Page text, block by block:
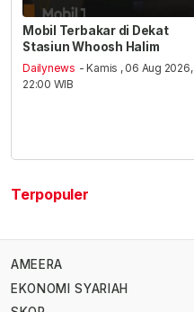
Mobil Terbakar di Dekat
Stasiun Whoosh Halim
Dailynews - Kamis , 06 Aug 2026,
22:00 WIB
Terpopuler
AMEERA
EKONOMI SYARIAH